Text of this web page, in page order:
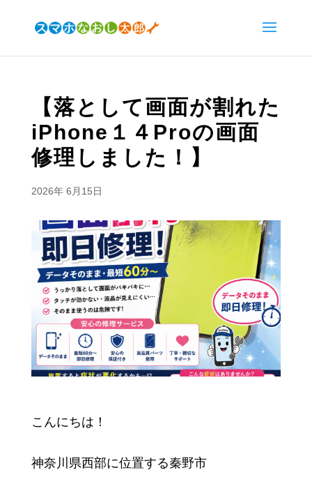
【落として画面が割れた
iPhone１４Proの画面
修理しました！】
2026年 6月15日
こんにちは！
神奈川県西部に位置する秦野市